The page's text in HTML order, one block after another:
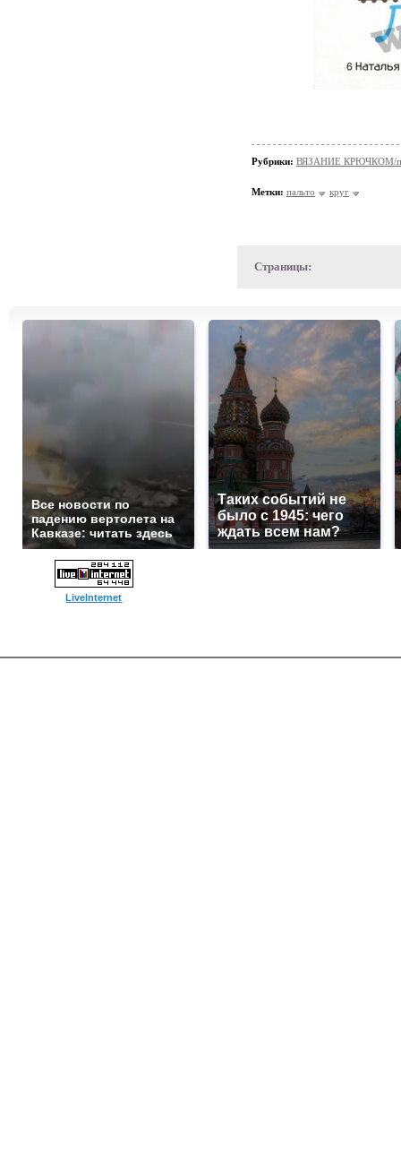
Рубрики: ВЯЗАНИЕ КРЮЧКОМ/
Метки: пальто круг
Страницы:
Все новости по
падению вертолета на
Кавказе: читать здесь
Таких событий не
было с 1945: чего
ждать всем нам?
LiveInternet